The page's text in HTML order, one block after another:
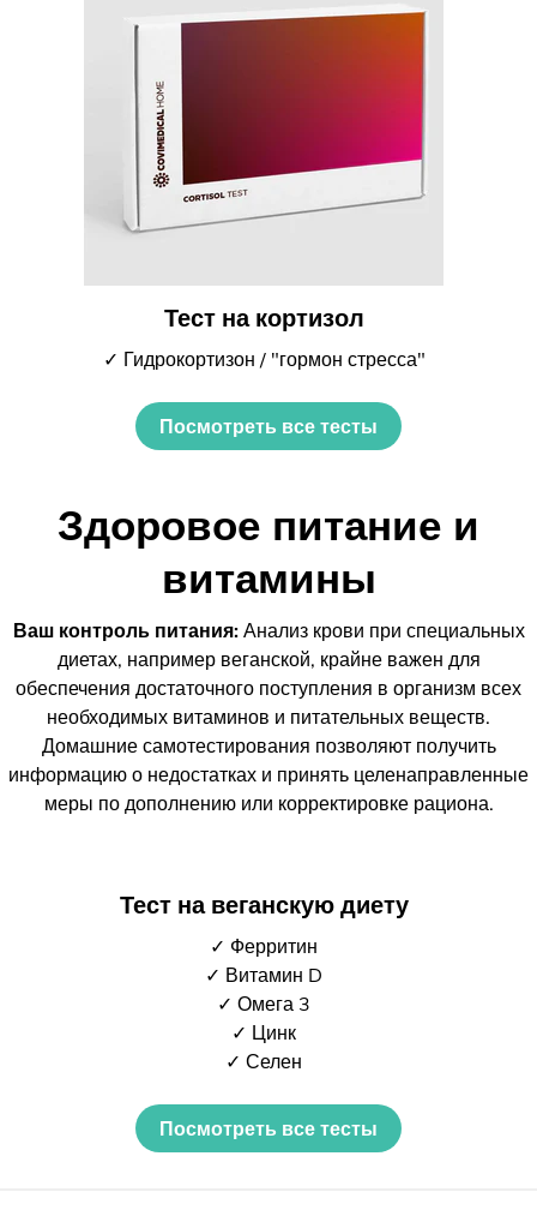
Тест на кортизол
✓ Гидрокортизон / "гормон стресса"
Посмотреть все тесты
Здоровое питание и
витамины
Ваш контроль питания:Анализ крови при специальных
диетах, например веганской, крайне важен для
обеспечения достаточного поступления в организм всех
необходимых витаминов и питательных веществ.
Домашние самотестирования позволяют получить
информацию о недостатках и принять целенаправленные
меры по дополнению или корректировке рациона.
Тест на веганскую диету
✓ Ферритин
✓ Витамин D
✓ Омега 3
✓ Цинк
✓ Селен
Посмотреть все тесты